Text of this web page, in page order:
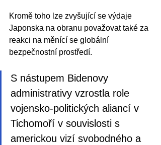
Kromě toho lze zvyšující se výdaje
Japonska na obranu považovat také za
reakci na měnící se globální
bezpečnostní prostředí.
S nástupem Bidenovy
administrativy vzrostla role
vojensko-politických aliancí v
Tichomoří v souvislosti s
americkou vizí svobodného a